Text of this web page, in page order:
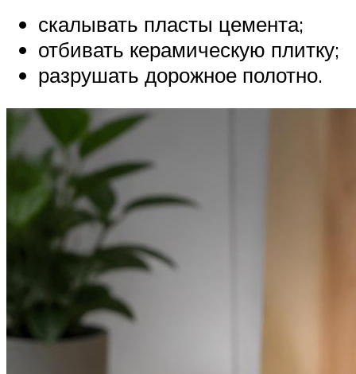
скалывать пласты цемента;
отбивать керамическую плитку;
разрушать дорожное полотно.